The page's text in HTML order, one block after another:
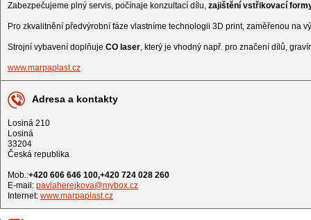
Zabezpečujeme plný servis, počínaje konzultací dílu, zajištění vstřikovací
Pro zkvalitnění předvýrobní fáze vlastníme technologii 3D print, zaměřenou na
Strojní vybavení doplňuje CO laser, který je vhodný např. pro značení dílů,
www.marpaplast.cz
Adresa a kontakty
Losiná 210
Losiná
33204
Česká republika
Mob.:+420 606 646 100,+420 724 028 260
E-mail: pavlaherejkova@mybox.cz
Internet: www.marpaplast.cz